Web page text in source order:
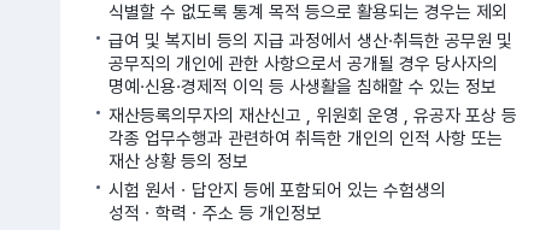
식별할 수 없도록 통계 목적 등으로 활용되는 경우는 제외
급여 및 복지비 등의 지급 과정에서 생산·취득한 공무원 및
공무직의 개인에 관한 사항으로서 공개될 경우 당사자의
명예·신용·경제적 이익 등 사생활을 침해할 수 있는 정보
재산등록의무자의 재산신고 , 위원회 운영 , 유공자 포상 등
각종 업무수행과 관련하여 취득한 개인의 인적 사항 또는
재산 상황 등의 정보
시험 원서ㆍ답안지 등에 포함되어 있는 수험생의
성적ㆍ학력ㆍ주소 등 개인정보